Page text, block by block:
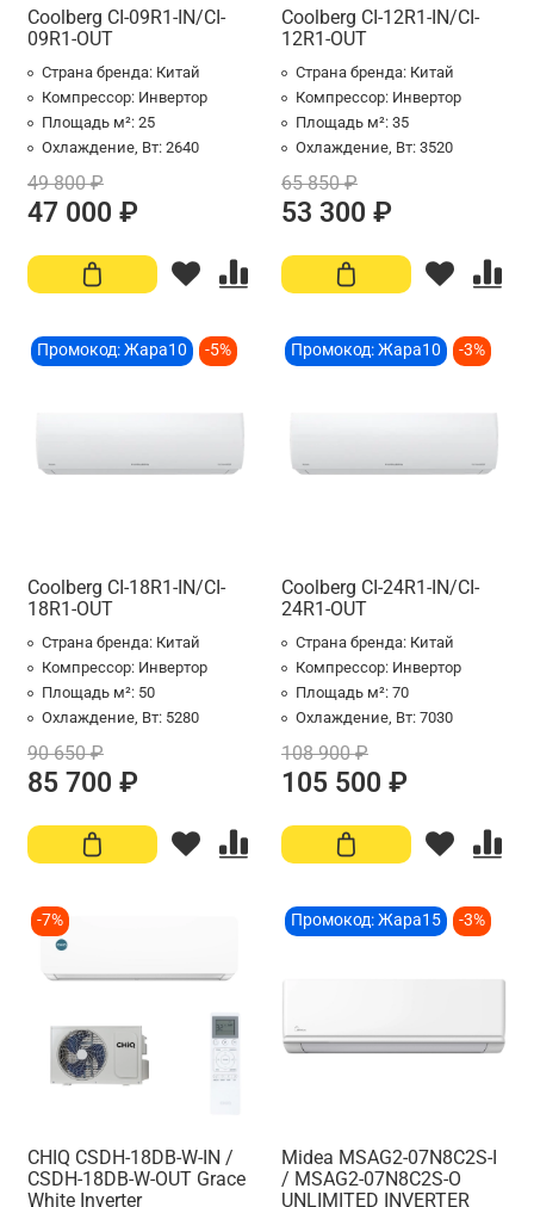
Coolberg CI-09R1-IN/CI-
09R1-OUT
Страна бренда: Китай
Компрессор: Инвертор
Площадь м²: 25
Охлаждение, Вт: 2640
49 800 ₽
47 000 ₽
Coolberg CI-12R1-IN/CI-
12R1-OUT
Страна бренда: Китай
Компрессор: Инвертор
Площадь м²: 35
Охлаждение, Вт: 3520
65 850 ₽
53 300 ₽
Промокод: Жара10 -5%
Coolberg CI-18R1-IN/CI-
18R1-OUT
Страна бренда: Китай
Компрессор: Инвертор
Площадь м²: 50
Охлаждение, Вт: 5280
90 650 ₽
85 700 ₽
Промокод: Жара10 -3%
Coolberg CI-24R1-IN/CI-
24R1-OUT
Страна бренда: Китай
Компрессор: Инвертор
Площадь м²: 70
Охлаждение, Вт: 7030
108 900 ₽
105 500 ₽
-7%
CHIQ CSDH-18DB-W-IN /
CSDH-18DB-W-OUT Grace
White Inverter
Промокод: Жара15 -3%
Midea MSAG2-07N8C2S-I
/ MSAG2-07N8C2S-O
UNLIMITED INVERTER